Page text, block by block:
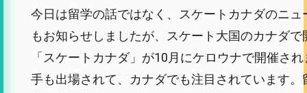
今日は留学の話ではなく、スケートカナダのニュ
もお知らせしましたが、スケート大国のカナダ
「スケートカナダ」が10月にケロウナで開催さ
手も出場されて、カナダでも注目されています。